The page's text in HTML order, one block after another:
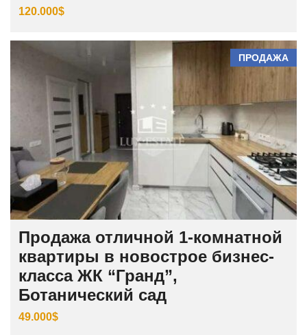
120.000$
ПРОДАЖА
Продажа отличной 1-комнатной
квартиры в новострое бизнес-
класса ЖК “Гранд”,
Ботанический сад
49.000$